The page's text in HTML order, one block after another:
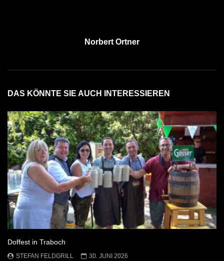
Norbert Ortner
DAS KÖNNTE SIE AUCH INTERESSIEREN
Doffest in Traboch
STEFAN FELDGRILL
30. JUNI 2026